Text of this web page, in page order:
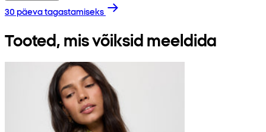
30 päeva tagastamiseks
Tooted, mis võiksid meeldida